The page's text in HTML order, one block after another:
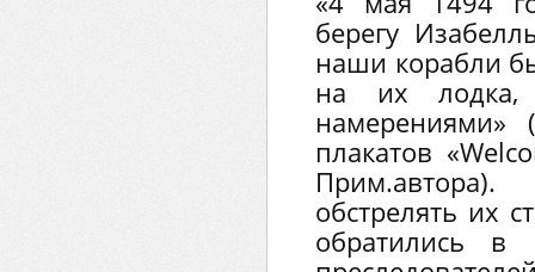
берегу
наши корабли
на их лодка,
намерениями»
плакатов
обстрелять их
обратились в